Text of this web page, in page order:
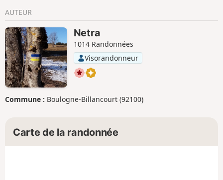
AUTEUR
Netra
1014 Randonnées
Visorandonneur
Commune : Boulogne-Billancourt (92100)
Carte de la randonnée